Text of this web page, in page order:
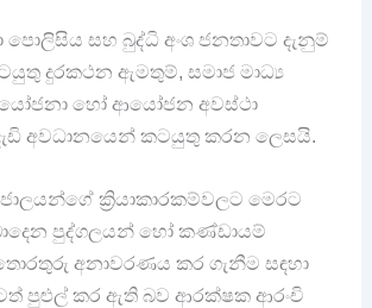
පොලිසිය සහ බුද්ධි අංශ ජනතාවට දැනුම්
දුරකථන ඇමතුම්, සමාජ මාධ්‍ය
යෝජනා හෝ ආයෝජන අවස්ථා
අවධානයෙන් කටයුතු කරන ලෙසයි.
ක්‍රියාකාරකම්වලට මෙරට
පුද්ගලයන් හෝ කණ්ඩායම්
අනාවරණය කර ගැනීම සඳහා
පුළුල් කර ඇති බව ආරක්ෂක ආරංචි